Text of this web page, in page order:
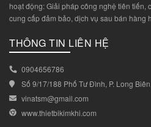
hoạt động: Giải pháp công nghệ tiên tiến,
cung cấp đảm bảo, dịch vụ sau bán hàng
THÔNG TIN LIÊN HỆ
0904656786
Số 9/17/188 Phố Tư Đình, P. Long
vinatsm@gmail.com
www.thietbikimkhi.com